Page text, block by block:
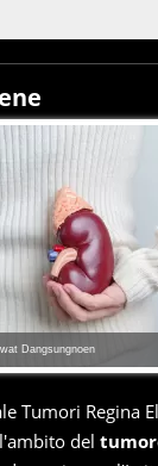
Dangsungnoen
Tumori Regina
del